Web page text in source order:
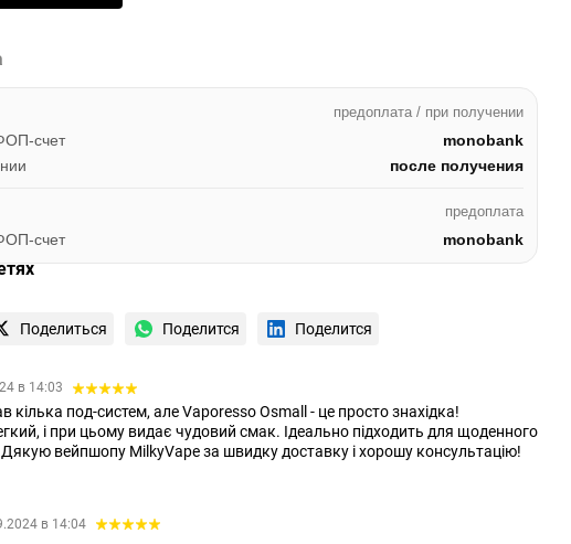
предоплата / при получении
счет
monobank
после получения
предоплата
счет monobank
Поделиться Поделится Поделится
в 14:03
кілька под-систем, але Vaporesso Osmall - це просто знахідка!
і при цьому видає чудовий смак. Ідеально підходить для щоденного
вейпшопу MilkyVape за швидку доставку і хорошу консультацію!
в 14:04